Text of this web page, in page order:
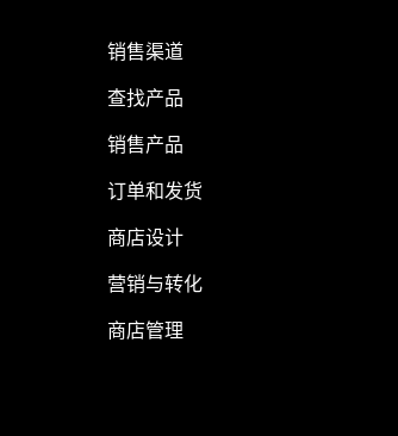
销售渠道
查找产品
销售产品
订单和发货
商店设计
营销与转化
商店管理